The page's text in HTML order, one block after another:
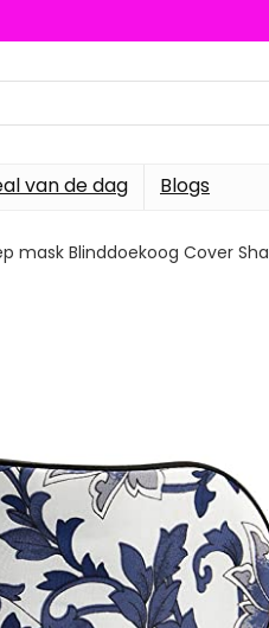
van de dag Blogs
mask Blinddoekoog Cover